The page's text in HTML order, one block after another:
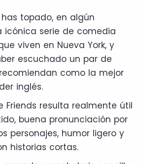
topado, en algún
icónica serie de comedia
viven en Nueva York, y
escuchado un par de
como la mejor
inglés.
Friends resulta realmente útil
buena pronunciación por
personajes, humor ligero y
historias cortas.